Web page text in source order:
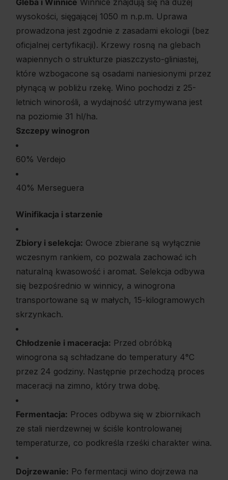
Gleba i Winnice Winnice znajdują się na dużej
wysokości, sięgającej 1050 m n.p.m. Uprawa
prowadzona jest zgodnie z zasadami ekologii (bez
oficjalnej certyfikacji). Krzewy rosną na glebach
wapiennych o strukturze piaszczysto-gliniastej,
które wzbogacone są osadami naniesionymi przez
płynącą w pobliżu rzekę. Wino pochodzi z 25-
letnich winorośli, a wydajność utrzymywana jest
na poziomie 31 hl/ha.
Szczepy winogron
60% Verdejo
40% Merseguera
Winifikacja i starzenie
Zbiory i selekcja: Owoce zbierane są wyłącznie
wczesnym rankiem, co pozwala zachować ich
naturalną kwasowość i aromat. Selekcja odbywa
się bezpośrednio w winnicy, a winogrona
transportowane są w małych, 15-kilogramowych
skrzynkach.
Chłodzenie i maceracja: Przed obróbką
winogrona są schładzane do temperatury 4°C
przez 24 godziny. Następnie przechodzą proces
maceracji na zimno, który trwa dobę.
Fermentacja: Proces odbywa się w zbiornikach
ze stali nierdzewnej w ściśle kontrolowanej
temperaturze, co podkreśla rześki charakter wina.
Dojrzewanie: Po fermentacji wino dojrzewa na